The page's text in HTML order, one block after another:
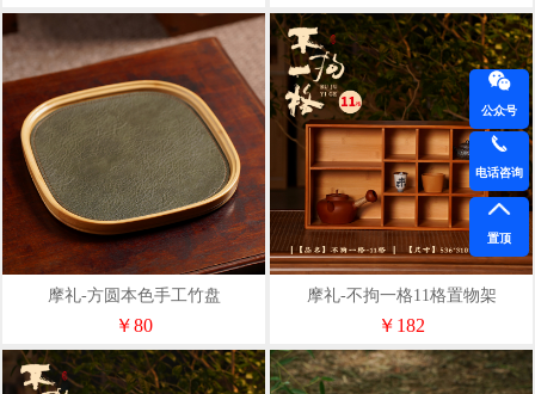
摩礼-方圆本色手工竹盘
￥80
摩礼-不拘一格11格置物架
￥182
公众号
电话咨询
置顶